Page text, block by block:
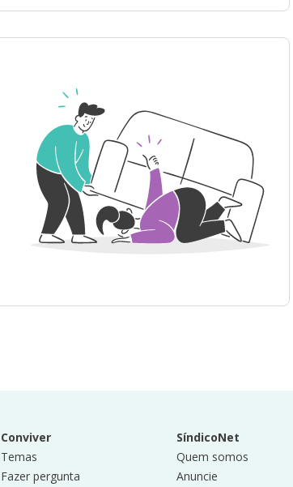
Conviver
Temas
Fazer pergunta
SíndicoNet
Quem somos
Anuncie